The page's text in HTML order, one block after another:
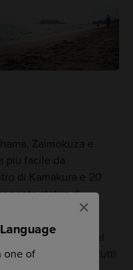
one of
×
Zaimokuza e
più facile da
di Kamakura e 20
statua di
ristoranti e bar sul
soddisfano tutti